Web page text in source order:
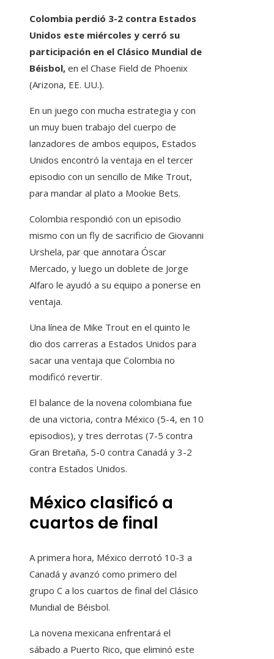
Colombia perdió 3-2 contra Estados
Unidos este miércoles y cerró su
participación en el Clásico Mundial de
Béisbol, en el Chase Field de Phoenix
(Arizona, EE. UU.).
En un juego con mucha estrategia y con
un muy buen trabajo del cuerpo de
lanzadores de ambos equipos, Estados
Unidos encontró la ventaja en el tercer
episodio con un sencillo de Mike Trout,
para mandar al plato a Mookie Bets.
Colombia respondió con un episodio
mismo con un fly de sacrificio de Giovanni
Urshela, par que annotara Óscar
Mercado, y luego un doblete de Jorge
Alfaro le ayudó a su equipo a ponerse en
ventaja.
Una línea de Mike Trout en el quinto le
dio dos carreras a Estados Unidos para
sacar una ventaja que Colombia no
modificó revertir.
El balance de la novena colombiana fue
de una victoria, contra México (5-4, en 10
episodios), y tres derrotas (7-5 ​​contra
Gran Bretaña, 5-0 contra Canadá y 3-2
contra Estados Unidos.
México clasificó a
cuartos de final
A primera hora, México derrotó 10-3 a
Canadá y avanzó como primero del
grupo C a los cuartos de final del Clásico
Mundial de Béisbol.
La novena mexicana enfrentará el
sábado a Puerto Rico, que eliminó este